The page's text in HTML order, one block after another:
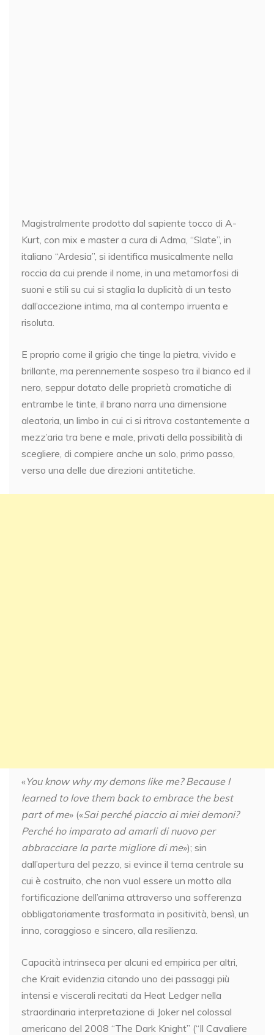
Magistralmente prodotto dal sapiente tocco di A-
Kurt, con mix e master a cura di Adma, “Slate”, in
italiano “Ardesia”, si identifica musicalmente nella
roccia da cui prende il nome, in una metamorfosi di
suoni e stili su cui si staglia la duplicità di un testo
dall’accezione intima, ma al contempo irruenta e
risoluta.
E proprio come il grigio che tinge la pietra, vivido e
brillante, ma perennemente sospeso tra il bianco ed il
nero, seppur dotato delle proprietà cromatiche di
entrambe le tinte, il brano narra una dimensione
aleatoria, un limbo in cui ci si ritrova costantemente a
mezz’aria tra bene e male, privati della possibilità di
scegliere, di compiere anche un solo, primo passo,
verso una delle due direzioni antitetiche.
«You know why my demons like me? Because I
learned to love them back to embrace the best
part of me» («Sai perché piaccio ai miei demoni?
Perché ho imparato ad amarli di nuovo per
abbracciare la parte migliore di me»); sin
dall’apertura del pezzo, si evince il tema centrale su
cui è costruito, che non vuol essere un motto alla
fortificazione dell’anima attraverso una sofferenza
obbligatoriamente trasformata in positività, bensì, un
inno, coraggioso e sincero, alla resilienza.
Capacità intrinseca per alcuni ed empirica per altri,
che Krait evidenzia citando uno dei passaggi più
intensi e viscerali recitati da Heat Ledger nella
straordinaria interpretazione di Joker nel colossal
americano del 2008 “The Dark Knight” (“Il Cavaliere